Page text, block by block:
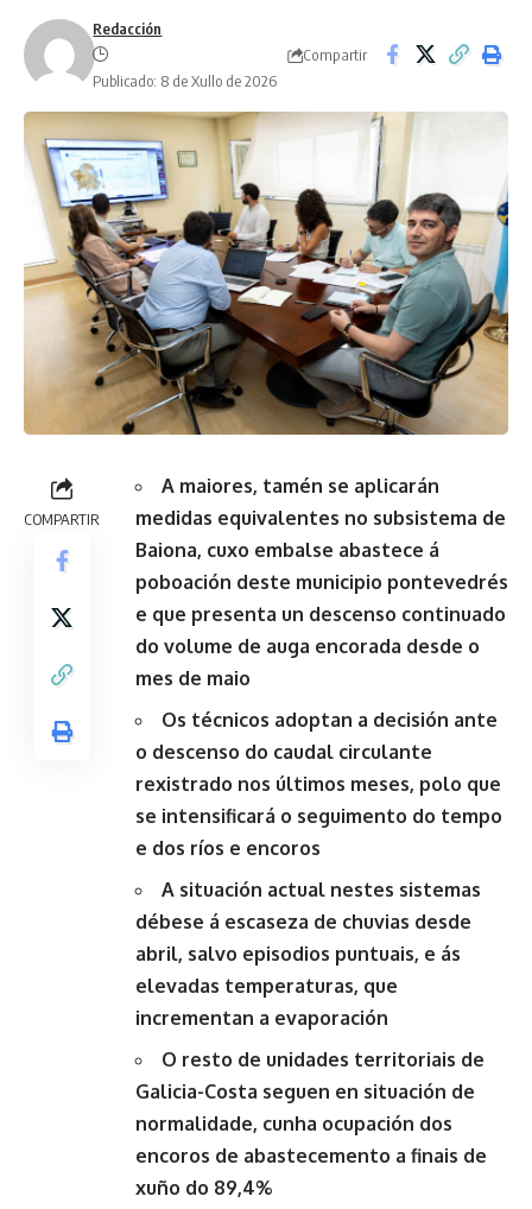
Redacción
Publicado: 8 de Xullo de 2026
Compartir
COMPARTIR
A maiores, tamén se aplicarán
medidas equivalentes no subsistema de
Baiona, cuxo embalse abastece á
poboación deste municipio pontevedrés
e que presenta un descenso continuado
do volume de auga encorada desde o
mes de maio
Os técnicos adoptan a decisión ante
o descenso do caudal circulante
rexistrado nos últimos meses, polo que
se intensificará o seguimento do tempo
e dos ríos e encoros
A situación actual nestes sistemas
débese á escaseza de chuvias desde
abril, salvo episodios puntuais, e ás
elevadas temperaturas, que
incrementan a evaporación
O resto de unidades territoriais de
Galicia-Costa seguen en situación de
normalidade, cunha ocupación dos
encoros de abastecemento a finais de
xuño do 89,4%